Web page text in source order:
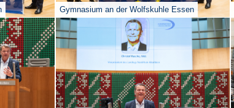
Gymnasium an der Wolfskuhle Essen